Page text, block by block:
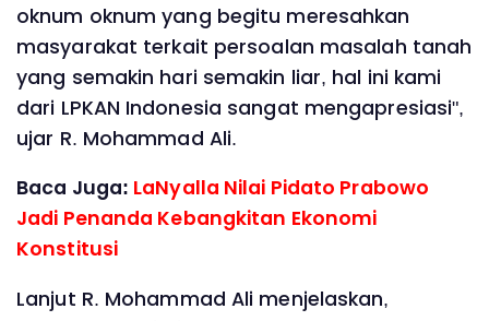
oknum oknum yang begitu meresahkan
masyarakat terkait persoalan masalah tanah
yang semakin hari semakin liar, hal ini kami
dari LPKAN Indonesia sangat mengapresiasi",
ujar R. Mohammad Ali.
Baca Juga: LaNyalla Nilai Pidato Prabowo
Jadi Penanda Kebangkitan Ekonomi
Konstitusi
Lanjut R. Mohammad Ali menjelaskan,